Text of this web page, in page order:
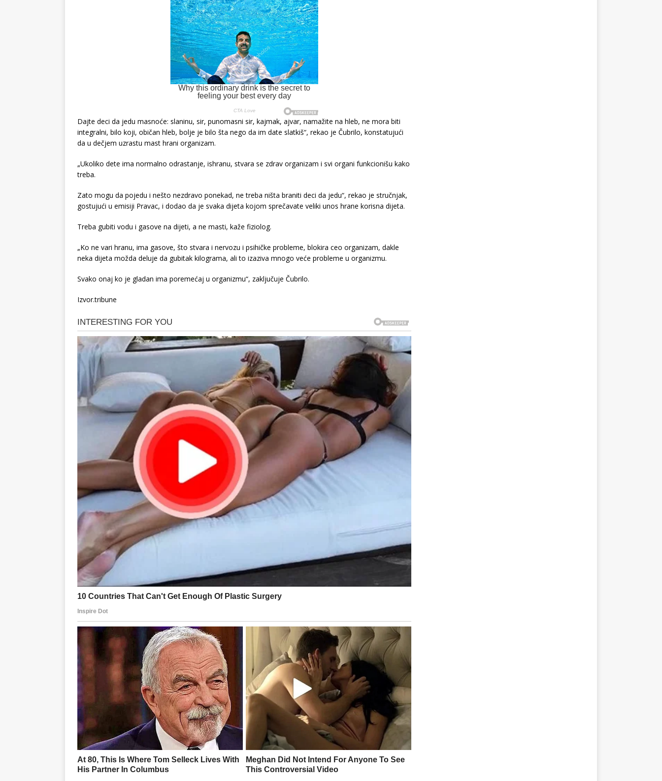
Dajte deci da jedu masnoće: slaninu, sir, punomasni sir, kajmak, ajvar, namažite na hleb, ne mora biti
integralni, bilo koji, običan hleb, bolje je bilo šta nego da im date slatkiš“, rekao je Čubrilo, konstatujući
da u dečjem uzrastu mast hrani organizam.
„Ukoliko dete ima normalno odrastanje, ishranu, stvara se zdrav organizam i svi organi funkcionišu kako
treba.
Zato mogu da pojedu i nešto nezdravo ponekad, ne treba ništa braniti deci da jedu“, rekao je stručnjak,
gostujući u emisiji Pravac, i dodao da je svaka dijeta kojom sprečavate veliki unos hrane korisna dijeta.
Treba gubiti vodu i gasove na dijeti, a ne masti, kaže fiziolog.
„Ko ne vari hranu, ima gasove, što stvara i nervozu i psihičke probleme, blokira ceo organizam, dakle
neka dijeta možda deluje da gubitak kilograma, ali to izaziva mnogo veće probleme u organizmu.
Svako onaj ko je gladan ima poremećaj u organizmu“, zaključuje Čubrilo.
Izvor.tribune